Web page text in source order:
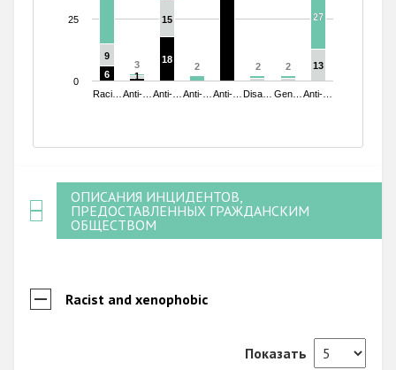
3
3 2
2 2
2 2
2
27
27
9
9
1
1
15
15
13
13
6
6
18
18
Raci… Anti-… Anti-… Anti-… Anti-… Disa… Gen… Anti-…
0
25
ОПИСАНИЯ ИНЦИДЕНТОВ,
ПРЕДОСТАВЛЕННЫХ ГРАЖДАНСКИМ
ОБЩЕСТВОМ
Racist and xenophobic
Показать